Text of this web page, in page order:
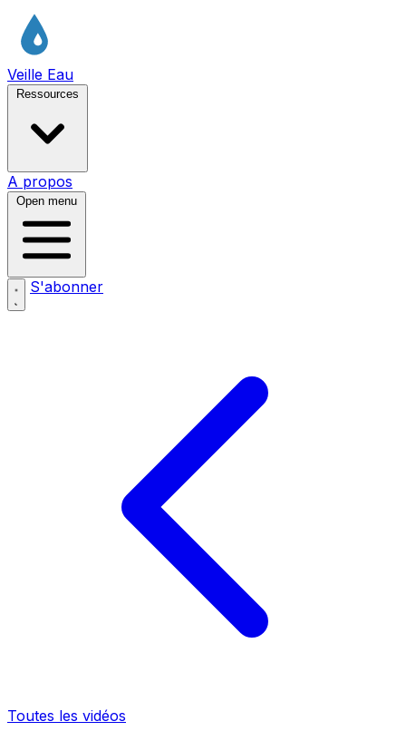
Veille Eau
Ressources
A propos
Open menu
S'abonner
Toutes les vidéos